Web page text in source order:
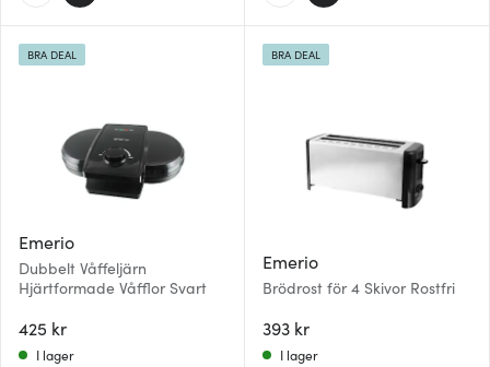
Emerio
Dubbelt Våffeljärn
Hjärtformade Våfflor Svart
425 kr
BRA DEAL
I lager
Emerio
Brödrost för 4 Skivor Rostfri
393 kr
BRA DEAL
I lager